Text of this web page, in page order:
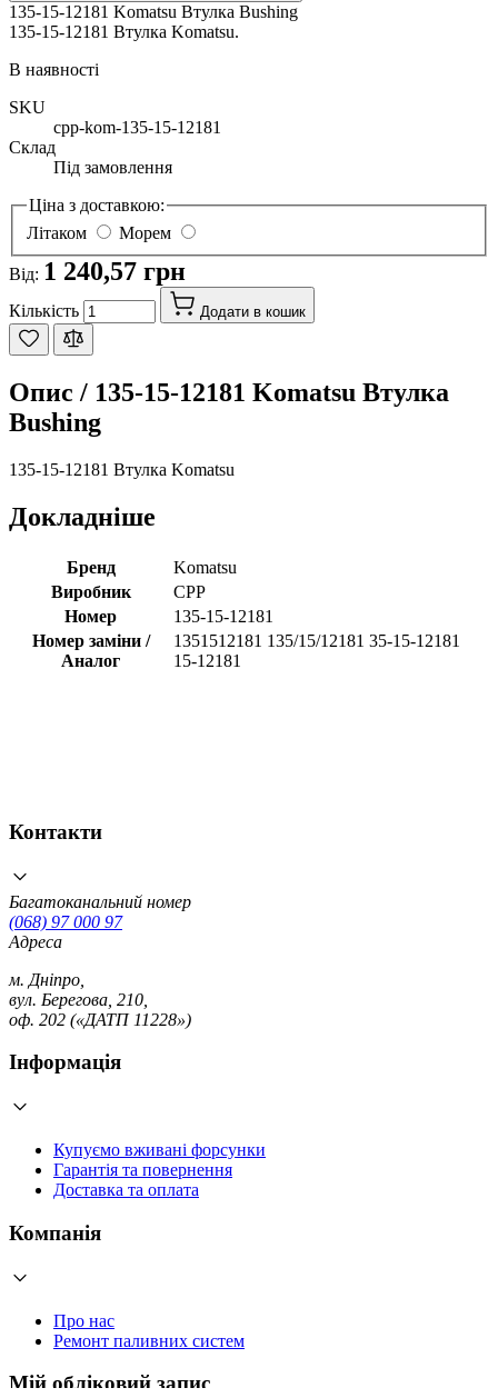
135-15-12181 Komatsu Втулка Bushing
135-15-12181 Втулка Komatsu.
В наявності
SKU
cpp-kom-135-15-12181
Склад
Під замовлення
Ціна з доставкою:
Літаком
Морем
Від: 1 240,57 грн
Кількість Додати в кошик
Опис / 135-15-12181 Komatsu Втулка
Bushing
135-15-12181 Втулка Komatsu
Докладніше
Бренд
Komatsu
Виробник
CPP
Номер
135-15-12181
Номер заміни /
Аналог
1351512181 135/15/12181 35-15-12181
15-12181
Контакти
Багатоканальний номер
(068) 97 000 97
Адреса
м. Дніпро,
вул. Берегова, 210,
оф. 202 («ДАТП 11228»)
Інформація
Купуємо вживані форсунки
Гарантія та повернення
Доставка та оплата
Компанія
Про нас
Ремонт паливних систем
Мій обліковий запис